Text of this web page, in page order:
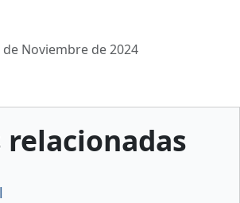
Noviembre de 2024
relacionadas